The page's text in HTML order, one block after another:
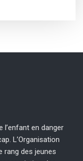
l’enfant en danger
L’Organisation
rang des jeunes